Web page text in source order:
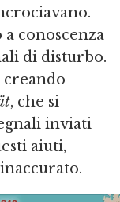
conoscenza
di disturbo.
, che si
inviati
aiuti,